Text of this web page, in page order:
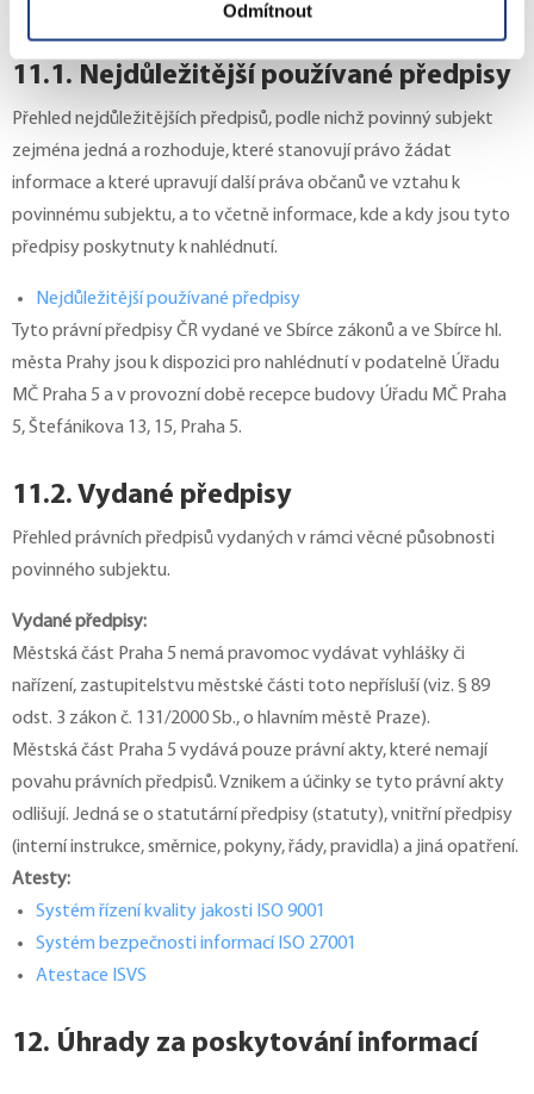
Odmítnout
Ministerstva vnitra České republiky
11.1. Nejdůležitější používané předpisy
Přehled nejdůležitějších předpisů, podle nichž povinný subjekt
zejména jedná a rozhoduje, které stanovují právo žádat
informace a které upravují další práva občanů ve vztahu k
povinnému subjektu, a to včetně informace, kde a kdy jsou tyto
předpisy poskytnuty k nahlédnutí.
Nejdůležitější používané předpisy
Tyto právní předpisy ČR vydané ve Sbírce zákonů a ve Sbírce hl.
města Prahy jsou k dispozici pro nahlédnutí v podatelně Úřadu
MČ Praha 5 a v provozní době recepce budovy Úřadu MČ Praha
5, Štefánikova 13, 15, Praha 5.
11.2. Vydané předpisy
Přehled právních předpisů vydaných v rámci věcné působnosti
povinného subjektu.
Vydané předpisy:
Městská část Praha 5 nemá pravomoc vydávat vyhlášky či
nařízení, zastupitelstvu městské části toto nepřísluší (viz. § 89
odst. 3 zákon č. 131/2000 Sb., o hlavním městě Praze).
Městská část Praha 5 vydává pouze právní akty, které nemají
povahu právních předpisů. Vznikem a účinky se tyto právní akty
odlišují. Jedná se o statutární předpisy (statuty), vnitřní předpisy
(interní instrukce, směrnice, pokyny, řády, pravidla) a jiná opatření.
Atesty:
Systém řízení kvality jakosti ISO 9001
Systém bezpečnosti informací ISO 27001
Atestace ISVS
12. Úhrady za poskytování informací